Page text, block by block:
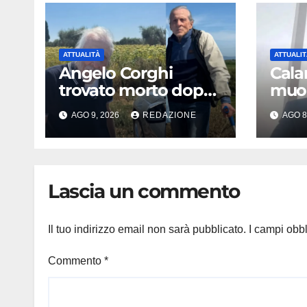
ATTUALITÀ
Angelo Corghi
trovato morto dopo
cinque giorni di
ricerche: il giallo
dell’80enne
dall’Inps a Grosseto
AGO 9, 2026 REDAZIONE
chi
AGO
Lascia un commento
Il tuo indirizzo email non sarà pubblicato. I campi
Commento *